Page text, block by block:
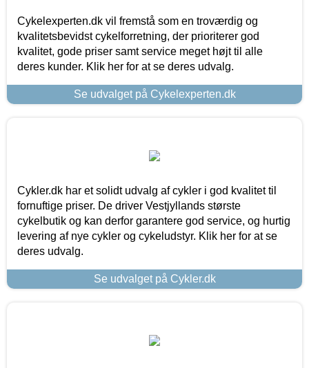
Cykelexperten.dk vil fremstå som en troværdig og
kvalitetsbevidst cykelforretning, der prioriterer god
kvalitet, gode priser samt service meget højt til alle
deres kunder. Klik her for at se deres udvalg.
Se udvalget på Cykelexperten.dk
Cykler.dk har et solidt udvalg af cykler i god kvalitet til
fornuftige priser. De driver Vestjyllands største
cykelbutik og kan derfor garantere god service, og hurtig
levering af nye cykler og cykeludstyr. Klik her for at se
deres udvalg.
Se udvalget på Cykler.dk